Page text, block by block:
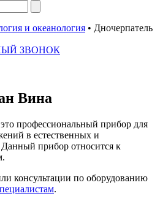
и океанология • Дночерпатель
ЗВОНОК
Вина
профессиональный прибор для
в естественных и
прибор относится к
консультации по оборудованию
.